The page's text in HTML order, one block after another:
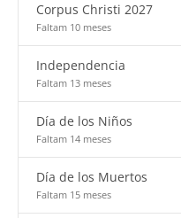
Corpus Christi 2027
Faltam 10 meses
Independencia
Faltam 13 meses
Día de los Niños
Faltam 14 meses
Día de los Muertos
Faltam 15 meses